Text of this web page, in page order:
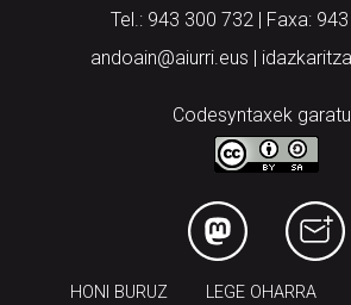
Tel.: 943 300 732 | Faxa:
andoain@aiurri.eus |
Codesyntaxek
HONI BURUZ LEGE OHARRA